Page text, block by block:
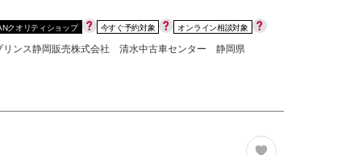
盗難防止システム
キーレス
クオリティショップ 今すぐ予約対象 オンライン相談対象
リンス静岡販売株式会社 清水中古車センター 静岡県